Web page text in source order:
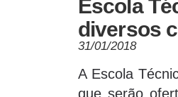
Escola
diversos
31/01/2018
A Escola
que serão